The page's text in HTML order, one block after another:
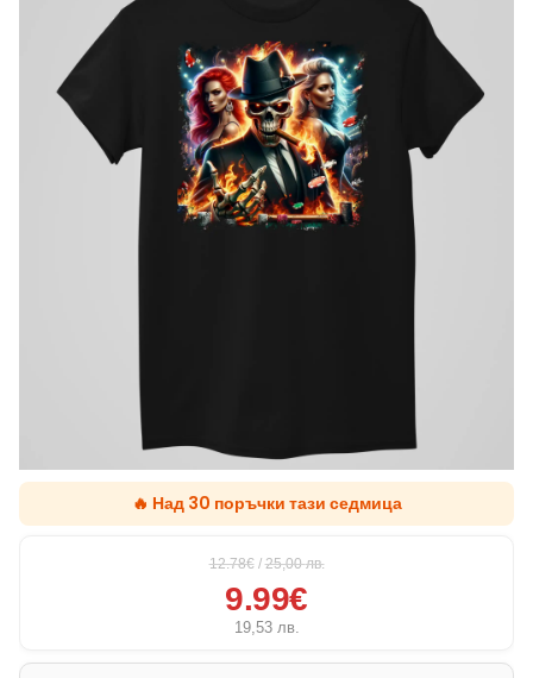
🔥 Над 30 поръчки тази седмица
12.78€ / 25,00лв.
9.99€
19,53 лв.